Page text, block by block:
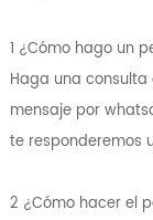
1 ¿Cómo hago un
Haga una
mensaje por
te responderemos
2 ¿Cómo hacer el